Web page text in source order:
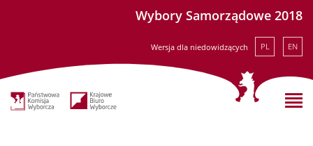
Wybory Samorządowe 2018
Wersja dla niedowidzących PL EN